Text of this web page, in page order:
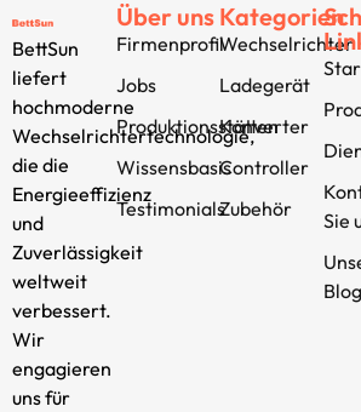
BettSun
liefert
hochmoderne
Wechselrichtertechnologie,
die die
Energieeffizienz
und
Zuverlässigkeit
weltweit
verbessert.
Wir
engagieren
uns für
Über uns
Firmenprofil
Jobs
Produktionsstätten
Wissensbasis
Testimonials
Kategorien
Wechselrichter
Ladegerät
Konverter
Controller
Zubehör
Sie